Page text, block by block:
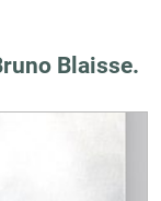
Blaisse.